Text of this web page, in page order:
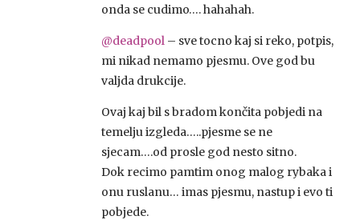
onda se cudimo…. hahahah.
@deadpool – sve tocno kaj si reko, potpis,
mi nikad nemamo pjesmu. Ove god bu
valjda drukcije.
Ovaj kaj bil s bradom končita pobjedi na
temelju izgleda…..pjesme se ne
sjecam….od prosle god nesto sitno.
Dok recimo pamtim onog malog rybaka i
onu ruslanu… imas pjesmu, nastup i evo ti
pobjede.